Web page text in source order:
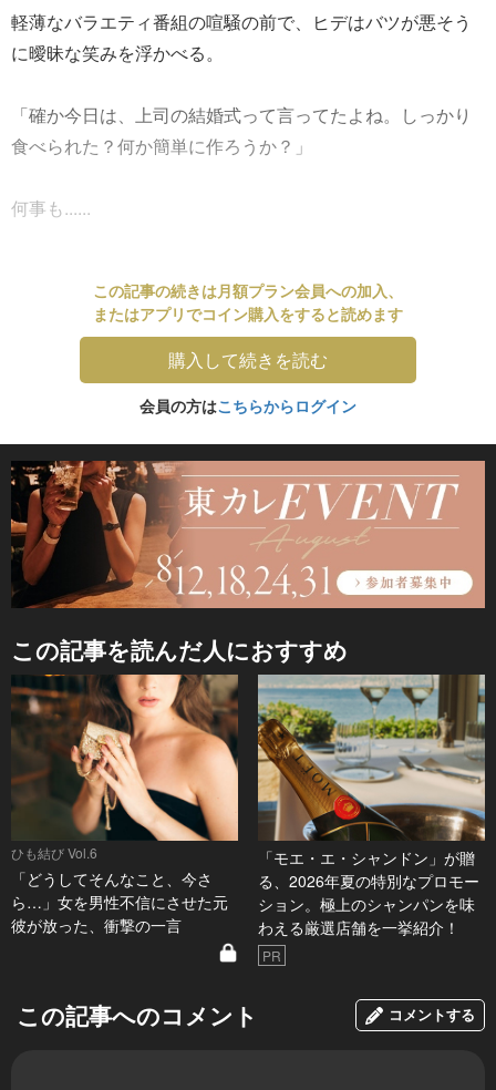
軽薄なバラエティ番組の喧騒の前で、ヒデはバツが悪そう
に曖昧な笑みを浮かべる。
「確か今日は、上司の結婚式って言ってたよね。しっかり
食べられた？何か簡単に作ろうか？」
何事も......
この記事の続きは月額プラン会員への加入、
またはアプリでコイン購入をすると読めます
購入して続きを読む
会員の方はこちらからログイン
この記事を読んだ人におすすめ
ひも結び Vol.6
「どうしてそんなこと、今さ
ら…」女を男性不信にさせた元
彼が放った、衝撃の一言
「モエ・エ・シャンドン」が贈
る、2026年夏の特別なプロモー
ション。極上のシャンパンを味
わえる厳選店舗を一挙紹介！
PR
この記事へのコメント コメントする